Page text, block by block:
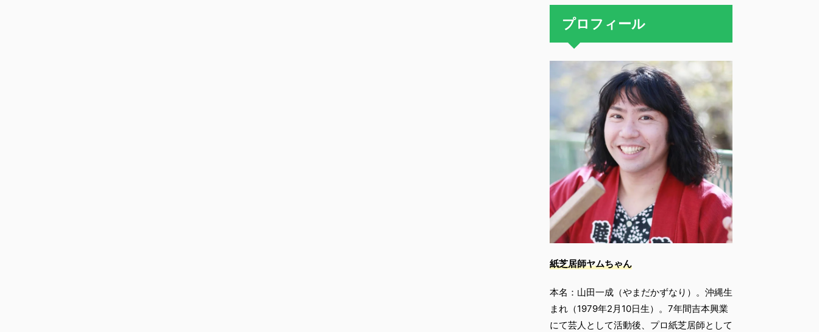
プロフィール
紙芝居師ヤムちゃん
本名：山田一成（やまだかずなり）。沖縄生
まれ（1979年2月10日生）。7年間吉本興業
にて芸人として活動後、プロ紙芝居師として